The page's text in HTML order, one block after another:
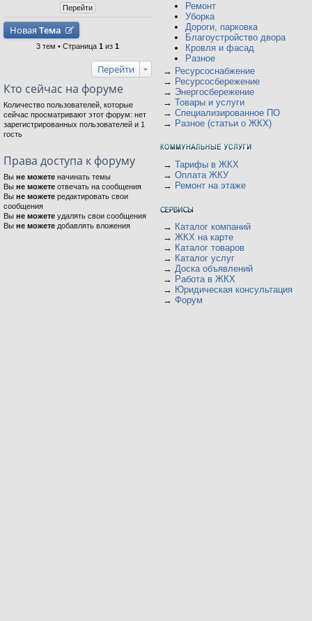
Новая Тема
3 тем • Страница 1 из 1
Перейти
Кто сейчас на форуме
Количество пользователей, которые
сейчас просматривают этот форум: нет
зарегистрированных пользователей и 1
гость
Права доступа к форуму
Вы не можете начинать темы
Вы не можете отвечать на сообщения
Вы не можете редактировать свои
сообщения
Вы не можете удалять свои сообщения
Вы не можете добавлять вложения
Ремонт
Уборка
Дороги, парковка
Благоустройство двора
Кровля и фасад
Разное
→ Ресурсоснабжение
→ Ресурсосбережение
→ Энергосбережение
→ Товары и услуги
→ Специализированное ПО
→ Разное (статьи о ЖКХ)
→ Тарифы в ЖКХ
→ Оплата ЖКУ
→ Ремонт на этаже
→ Каталог компаний
→ ЖКХ на карте
→ Каталог товаров
→ Каталог услуг
→ Доска объявлений
→ Работа в ЖКХ
→ Юридическая консультация
→ Форум